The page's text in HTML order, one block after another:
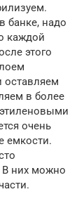
банке, надо
каждой
этого
оставляем
в более
очень
емкости.
В них можно